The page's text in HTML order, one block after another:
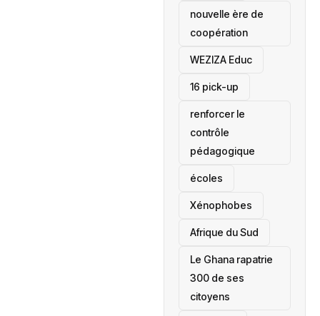
nouvelle ère de
coopération
‎WEZIZA Educ
16 pick-up
renforcer le
contrôle
pédagogique
écoles
‎Xénophobes
Afrique du Sud
Le Ghana rapatrie
300 de ses
citoyens